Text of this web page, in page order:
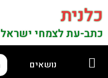
כלנית
כתב-עת לצמחי ישראל
נושאים